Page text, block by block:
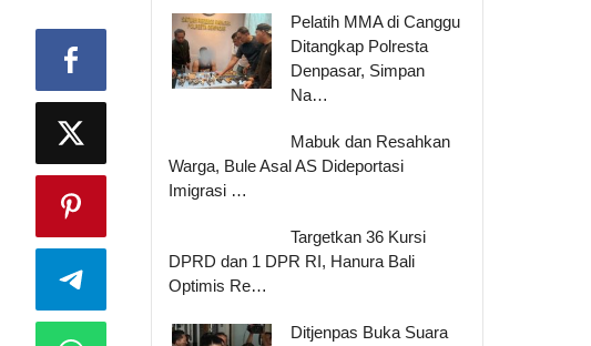
Pelatih MMA di Canggu
Ditangkap Polresta
Denpasar, Simpan
Na…
Mabuk dan Resahkan
Warga, Bule Asal AS Dideportasi
Imigrasi …
Targetkan 36 Kursi
DPRD dan 1 DPR RI, Hanura Bali
Optimis Re…
Ditjenpas Buka Suara